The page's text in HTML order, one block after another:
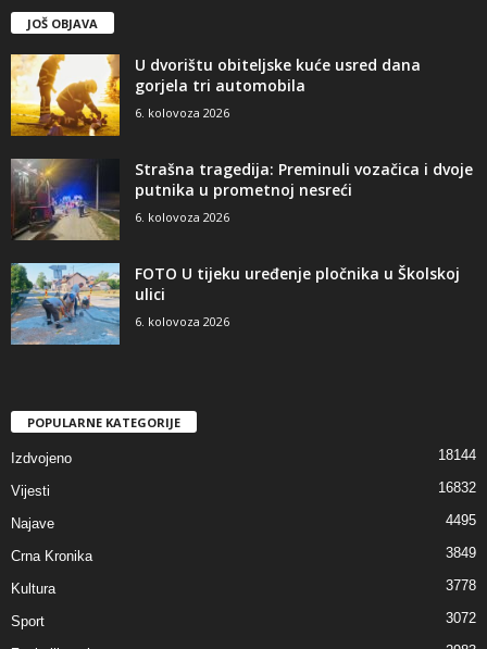
JOŠ OBJAVA
U dvorištu obiteljske kuće usred dana
gorjela tri automobila
6. kolovoza 2026
Strašna tragedija: Preminuli vozačica i dvoje
putnika u prometnoj nesreći
6. kolovoza 2026
FOTO U tijeku uređenje pločnika u Školskoj
ulici
6. kolovoza 2026
POPULARNE KATEGORIJE
Izdvojeno 18144
Vijesti 16832
Najave 4495
Crna Kronika 3849
Kultura 3778
Sport 3072